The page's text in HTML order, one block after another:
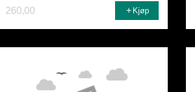
260,00 Kjøp